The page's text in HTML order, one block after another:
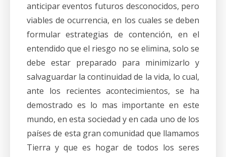
anticipar eventos futuros desconocidos, pero
viables de ocurrencia, en los cuales se deben
formular estrategias de contención, en el
entendido que el riesgo no se elimina, solo se
debe estar preparado para minimizarlo y
salvaguardar la continuidad de la vida, lo cual,
ante los recientes acontecimientos, se ha
demostrado es lo mas importante en este
mundo, en esta sociedad y en cada uno de los
países de esta gran comunidad que llamamos
Tierra y que es hogar de todos los seres